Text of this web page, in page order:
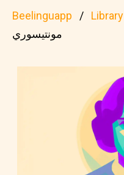
Beelinguapp Library
مونتيسوري